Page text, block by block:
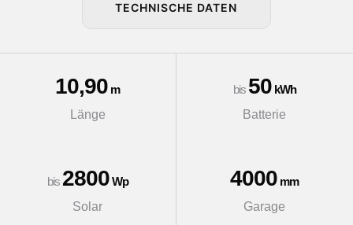
TECHNISCHE DATEN
10,90 m
Länge
bis 50kWh
Batterie
bis 2800Wp
Solar
4000 mm
Garage